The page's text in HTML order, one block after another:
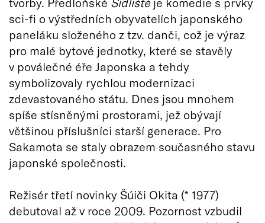
sci-fi o výstředních obyvatelích japonského
paneláku složeného z tzv. danči, což je výraz
pro malé bytové jednotky, které se stavěly
v poválečné éře Japonska a tehdy
symbolizovaly rychlou modernizaci
zdevastovaného státu. Dnes jsou mnohem
spíše stísněnými prostorami, jež obývají
většinou příslušníci starší generace. Pro
Sakamota se staly obrazem současného stavu
japonské společnosti.
Režisér třetí novinky Šúiči Okita (* 1977)
debutoval až v roce 2009. Pozornost vzbudil